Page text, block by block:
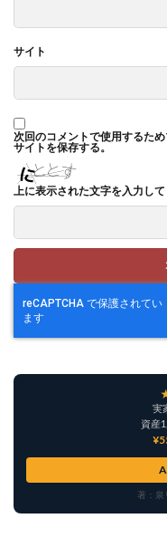
サイト
次回のコメントで使用するた
サイトを保存する。
上に表示された文字を入力して
実
資産
著：泉